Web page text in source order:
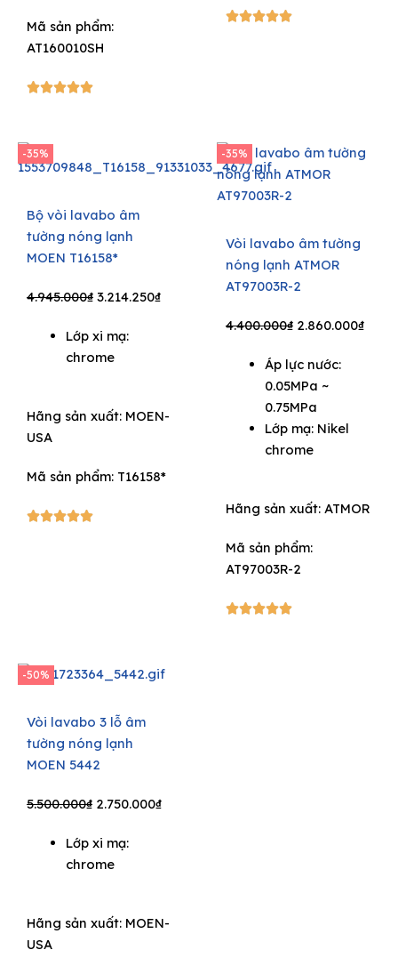
Mã sản phẩm:
AT160010SH
5/5
5/5
-35%
Bộ vòi lavabo âm
tường nóng lạnh
MOEN T16158*
4.945.000₫ Original
was:
4.945.000₫.
3.214.250₫Current
Lớp xi mạ:
chrome
Hãng sản xuất: MOEN-
USA
Mã sản phẩm: T16158*
5/5
-35%
Vòi lavabo âm tường
nóng lạnh ATMOR
AT97003R-2
4.400.000₫ Original
was:
4.400.000₫.
2.860.000₫
Áp lực nước:
0.05MPa ~
0.75MPa
Lớp mạ: Nikel
chrome
Hãng sản xuất: ATMOR
Mã sản phẩm:
AT97003R-2
5/5
-50%
Vòi lavabo 3 lỗ âm
tường nóng lạnh
MOEN 5442
5.500.000₫ Original
was:
5.500.000₫.
2.750.000₫Current
Lớp xi mạ:
chrome
Hãng sản xuất: MOEN-
USA